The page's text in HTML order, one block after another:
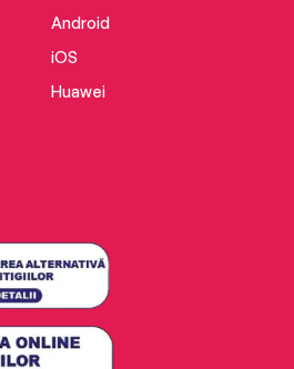
Android
iOS
Huawei